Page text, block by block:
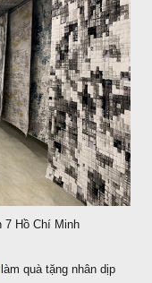
7 Hồ Chí Minh
làm quà tặng nhân dịp